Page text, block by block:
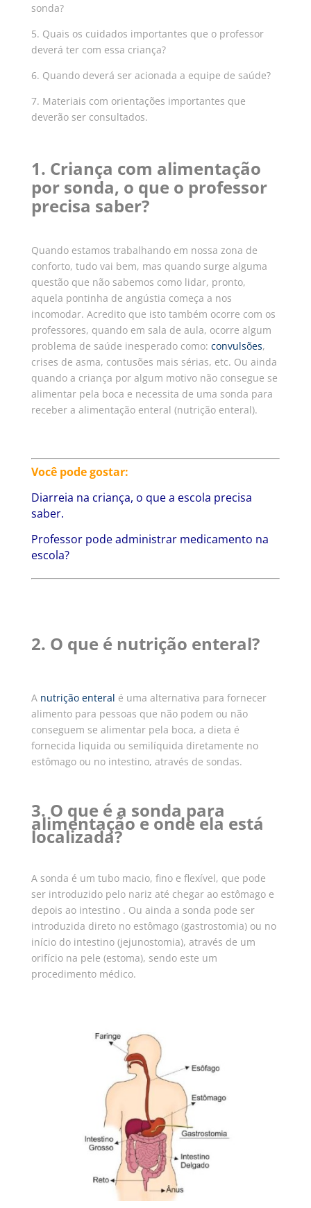
sonda?
5. Quais os cuidados importantes que o professor
deverá ter com essa criança?
6. Quando deverá ser acionada a equipe de saúde?
7. Materiais com orientações importantes que
deverão ser consultados.
1. Criança com alimentação
por sonda, o que o professor
precisa saber?
Quando estamos trabalhando em nossa zona de
conforto, tudo vai bem, mas quando surge alguma
questão que não sabemos como lidar, pronto,
aquela pontinha de angústia começa a nos
incomodar. Acredito que isto também ocorre com os
professores, quando em sala de aula, ocorre algum
problema de saúde inesperado como: convulsões,
crises de asma, contusões mais sérias, etc. Ou ainda
quando a criança por algum motivo não consegue se
alimentar pela boca e necessita de uma sonda para
receber a alimentação enteral (nutrição enteral).
Você pode gostar:
Diarreia na criança, o que a escola precisa
saber.
Professor pode administrar medicamento na
escola?
2. O que é nutrição enteral?
A nutrição enteral é uma alternativa para fornecer
alimento para pessoas que não podem ou não
conseguem se alimentar pela boca, a dieta é
fornecida liquida ou semilíquida diretamente no
estômago ou no intestino, através de sondas.
3. O que é a sonda para
alimentação e onde ela está
localizada?
A sonda é um tubo macio, fino e flexível, que pode
ser introduzido pelo nariz até chegar ao estômago e
depois ao intestino . Ou ainda a sonda pode ser
introduzida direto no estômago (gastrostomia) ou no
início do intestino (jejunostomia), através de um
orifício na pele (estoma), sendo este um
procedimento médico.